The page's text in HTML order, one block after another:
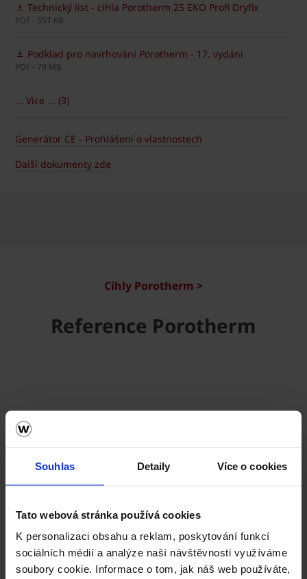
Souhlas Detaily Více o cookies
Tato webová stránka používá cookies
K personalizaci obsahu a reklam, poskytování funkcí
sociálních médií a analýze naší návštěvnosti využíváme
soubory cookie. Informace o tom, jak náš web používáte,
Technický list - cihla Porotherm 25 EKO Profi Dryfix
PDF - 557 KB
Podklad pro navrhování Porotherm - 17. vydání
PDF - 79 MB
... Více ... (3)
Generátor CE - Prohlášení o vlastnostech
Další dokumenty zde
Cihly Porotherm >
Reference Porotherm